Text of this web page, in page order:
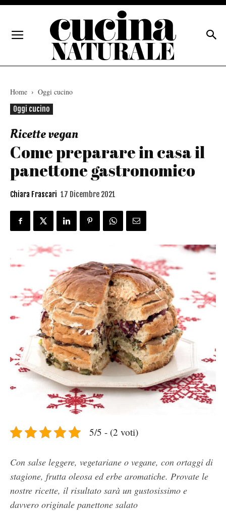
Home
Oggi cucino
Oggi cucino
Ricette vegan
Come preparare in casa il
panettone gastronomico
Chiara Frascari 17 Dicembre 2021
5/5 - (2 voti)
Con salse leggere, vegetariane o vegane, con ortaggi di
stagione, frutta oleosa ed erbe aromatiche. Provate le
nostre ricette, il risultato sarà un gustosissimo e
davvero originale panettone salato